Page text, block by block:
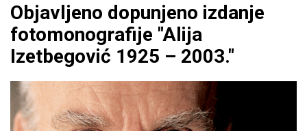
Objavljeno dopunjeno izdanje
fotomonografije "Alija
Izetbegović 1925 – 2003."